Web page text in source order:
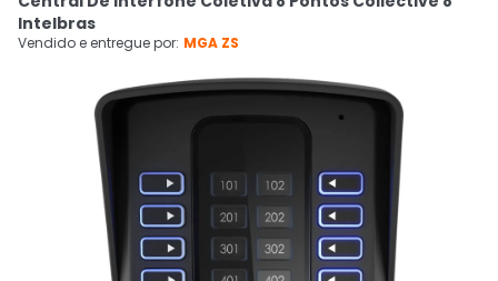
Cupons
Ativar tradutor em libras
Intelbras
Vendido e entregue por: MGA ZS